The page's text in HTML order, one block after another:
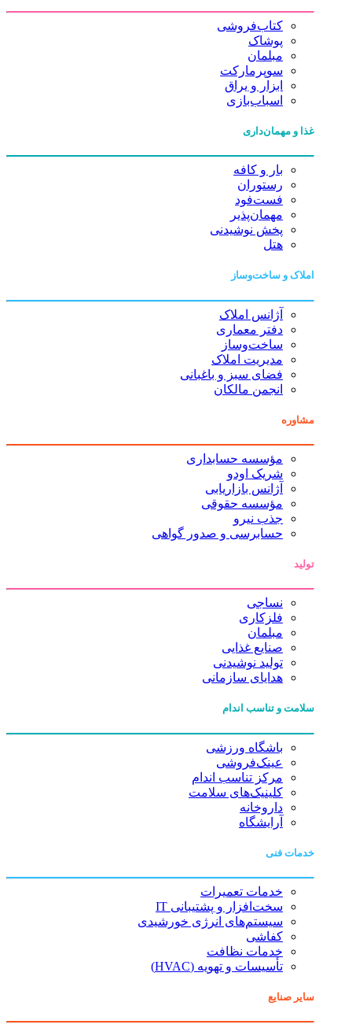
کتاب‌فروشی
پوشاک
مبلمان
سوپرمارکت
ابزار و یراق
اسباب‌بازی
غذا و مهمان‌داری
بار و کافه
رستوران
فست‌فود
مهمان‌پذیر
پخش نوشیدنی
هتل
املاک و ساخت‌وساز
آژانس املاک
دفتر معماری
ساخت‌وساز
مدیریت املاک
فضای سبز و باغبانی
انجمن مالکان
مشاوره
مؤسسه حسابداری
شریک اودو
آژانس بازاریابی
مؤسسه حقوقی
جذب نیرو
حسابرسی و صدور گواهی
تولید
نساجی
فلزکاری
مبلمان
صنایع غذایی
تولید نوشیدنی
هدایای سازمانی
سلامت و تناسب اندام
باشگاه ورزشی
عینک‌فروشی
مرکز تناسب اندام
کلینیک‌های سلامت
داروخانه
آرایشگاه
خدمات فنی
خدمات تعمیرات
سخت‌افزار و پشتیبانی IT
سیستم‌های انرژی خورشیدی
کفاشی
خدمات نظافت
تأسیسات و تهویه (HVAC)
سایر صنایع